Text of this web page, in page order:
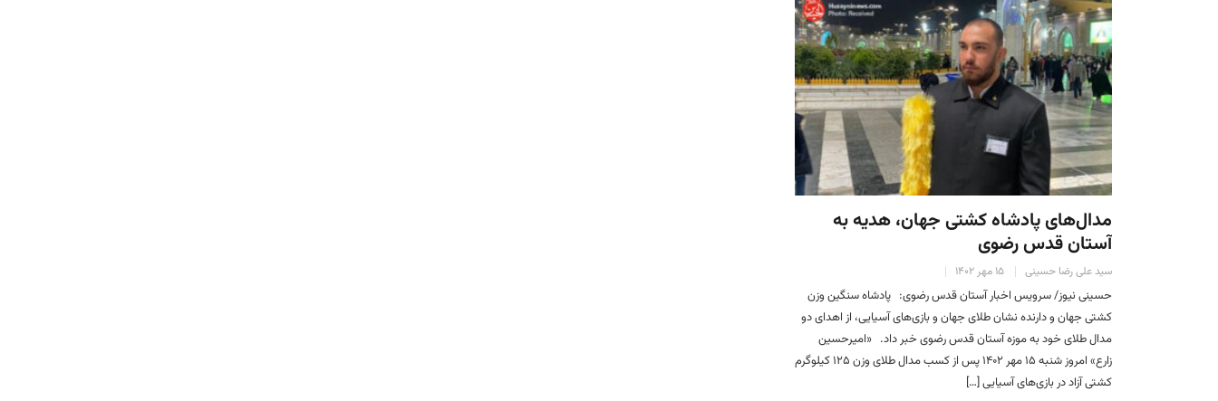
مدال‌های پادشاه کشتی جهان، هدیه به
آستان قدس رضوی
سید علی رضا حسینی ۱۵ مهر ۱۴۰۲
حسینی نیوز/ سرویس اخبار آستان قدس رضوی: پادشاه سنگین وزن
کشتی جهان و دارنده نشان طلای جهان و بازی‌های آسیایی، از اهدای دو
مدال طلای خود به موزه آستان قدس رضوی خبر داد. «امیرحسین
زارع» امروز شنبه ۱۵ مهر ۱۴۰۲ پس از کسب مدال طلای وزن ۱۲۵ کیلوگرم
کشتی آزاد در بازی‌های آسیایی […]